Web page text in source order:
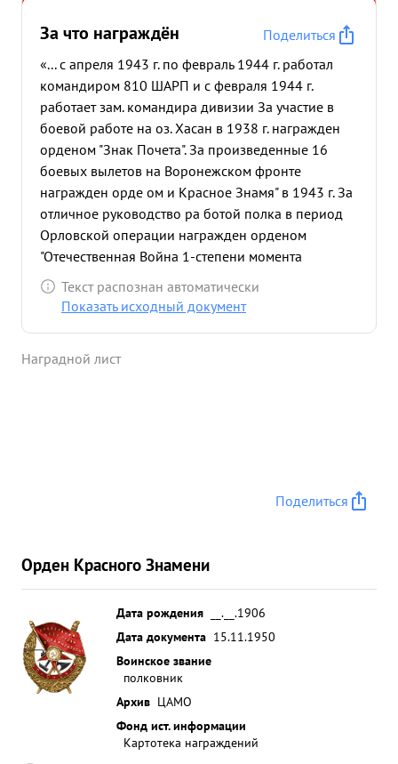
За что награждён
Поделиться
«... с апреля 1943 г. по февраль 1944 г. работал
командиром 810 ШАРП и с февраля 1944 г.
работает зам. командира дивизии За участие в
боевой работе на оз. Хасан в 1938 г. награжден
орденом "Знак Почета". За произведенные 16
боевых вылетов на Воронежском фронте
награжден орде ом и Красное Знамя" в 1943 г. За
отличное руководство ра ботой полка в период
Орловской операции награжден орденом
"Отечественная Война 1-степени момента
последнего награждения т.е. с августа 1943 г.
лично тов. САПОГОВ произвел 6 боевых вылетов
прибывающих на пополнение частей дивизии. в
Текст распознан автоматически
Показать исходный документ
Наградной лист
Поделиться
Орден Красного Знамени
Дата рождения
__.__.1906
Дата документа 15.11.1950
Воинское звание
полковник
Архив ЦАМО
Фонд ист. информации
Картотека награждений